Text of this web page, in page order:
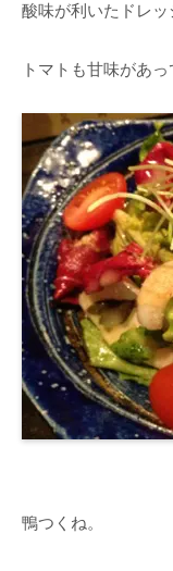
酸味が利いたドレッ
トマトも甘味があっ
鴨つくね。